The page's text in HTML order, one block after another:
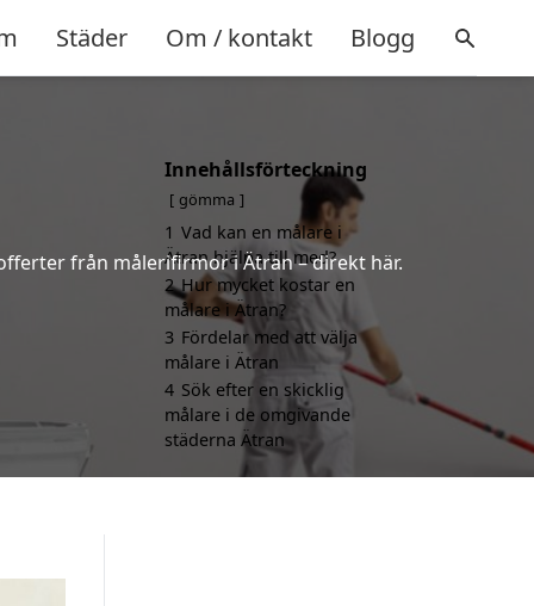
Städer Om / kontakt Blogg
från målerifirmor i Ätran – direkt här.
Innehållsförteckning
gömma
1 Vad kan en målare i
Ätran hjälpa till med?
2 Hur mycket kostar en
målare i Ätran?
3 Fördelar med att välja
målare i Ätran
4 Sök efter en skicklig
målare i de omgivande
städerna Ätran